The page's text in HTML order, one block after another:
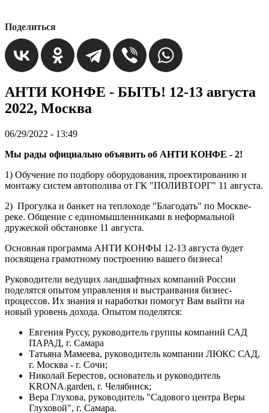
Поделиться
АНТИ КОНФЕ - БЫТЬ! 12-13 августа
2022, Москва
06/29/2022 - 13:49
Мы рады официально объявить об АНТИ КОНФЕ - 2!
1) Обучение по подбору оборудования, проектированию и
монтажу систем автополива от ГК "ПОЛИВТОРГ" 11 августа.
2) Прогулка и банкет на теплоходе "Благодать" по Москве-
реке. Общение с единомышленниками в неформальной
дружеской обстановке 11 августа.
Основная программа АНТИ КОНФЫ 12-13 августа будет
посвящена грамотному построению вашего бизнеса!
Руководители ведущих ландшафтных компаний России
поделятся опытом управления и выстраивания бизнес-
процессов. Их знания и наработки помогут Вам выйти на
новый уровень дохода. Опытом поделятся:
Евгения Руссу, руководитель группы компаний САД
ПАРАД, г. Самара
Татьяна Мамеева, руководитель компании ЛЮКС САД,
г. Москва - г. Сочи;
Николай Берестов, основатель и руководитель
KRONA.garden, г. Челябинск;
Вера Глухова, руководитель "Садового центра Веры
Глуховой", г. Самара.